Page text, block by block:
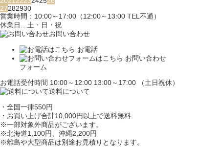
27282930
営業時間：10:00～17:00（12:00～13:00 TEL不通）
休業日…土・日・祝
お問い合わせ
お電話
お問い合わせ
フォーム
お電話受付時間 10:00～12:00 13:00～17:00 （土日祝休）
送料について
・全国一律550円
・お買い上げ合計10,000円 以上で送料無料
※一部対象外商品がございます。
※北海道1,100円、沖縄2,200円
※離島や大型商品は別途お見積りとなります。